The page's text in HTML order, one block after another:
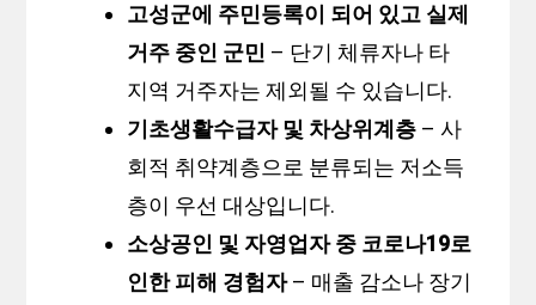
고성군에 주민등록이 되어 있고 실제
거주 중인 군민 – 단기 체류자나 타
지역 거주자는 제외될 수 있습니다.
기초생활수급자 및 차상위계층 – 사
회적 취약계층으로 분류되는 저소득
층이 우선 대상입니다.
소상공인 및 자영업자 중 코로나19로
인한 피해 경험자– 매출 감소나 장기